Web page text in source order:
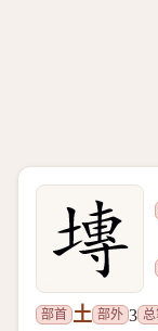
部首 土 部外 3